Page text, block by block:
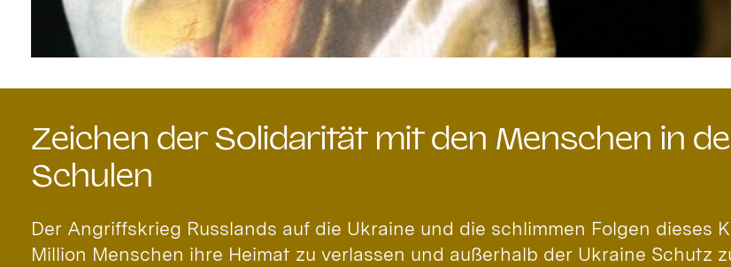
Zeichen der Solidarität mit den Menschen in
Schulen
Der Angriffskrieg Russlands auf die Ukraine und die schlimmen Folgen dieses
Million Menschen ihre Heimat zu verlassen und außerhalb der Ukraine Schutz